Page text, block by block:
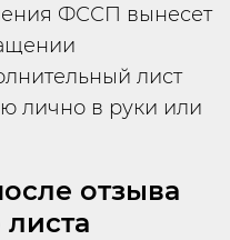
ФССП вынесет
лист
лично в руки или
отзыва